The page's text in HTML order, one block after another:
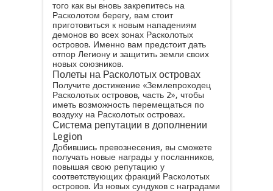
того как вы вновь закрепитесь на
Расколотом берегу, вам стоит
приготовиться к новым нападениям
демонов во всех зонах Расколотых
островов. Именно вам предстоит дать
отпор Легиону и защитить земли своих
новых союзников.
Полеты на Расколотых островах
Получите достижение «Землепроходец
Расколотых островов, часть 2», чтобы
иметь возможность перемещаться по
воздуху на Расколотых островах.
Система репутации в дополнении
Legion
Добившись превознесения, вы сможете
получать новые награды у посланников,
повышая свою репутацию у
соответствующих фракций Расколотых
островов. Из новых сундуков с наградами